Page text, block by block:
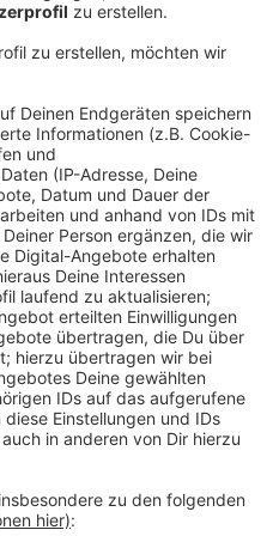
jetzt mitgeteilt. Grund sind
Fahrzeuge und ein hoher
würden die
Fahrzeuge reparieren -
Deshalb gebe es derzeit
den üblichen Fahrplan
Nach eigenen
mit anderen
Fahrzeuge
einen Bus zwischen
Kempen eingesetzt, um
zu können.